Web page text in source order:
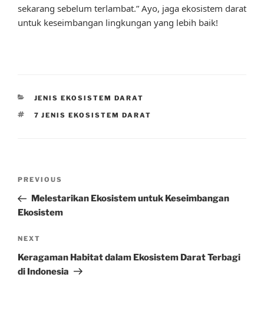
sekarang sebelum terlambat.” Ayo, jaga ekosistem darat
untuk keseimbangan lingkungan yang lebih baik!
CATEGORIES
JENIS EKOSISTEM DARAT
TAGS
7 JENIS EKOSISTEM DARAT
Previous
Post
PREVIOUS
Melestarikan Ekosistem untuk Keseimbangan
Ekosistem
Next
Post
NEXT
Keragaman Habitat dalam Ekosistem Darat Terbagi
di Indonesia